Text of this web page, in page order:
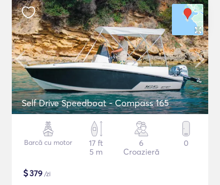
Self Drive Speedboat - Compass 165
Barcă cu motor
17 ft
5 m
6
Croazieră
0
$379 /zi